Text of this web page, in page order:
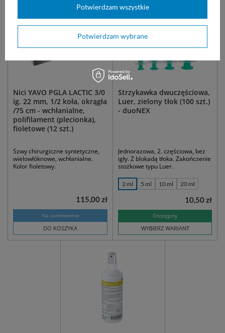
Nici YAVO PGLA LACTIC 3/0
ig. 22 mm, 1/2 koła, okrągła
/75 cm - wchłanialne,
polifilament (plecionka),
fioletowe (12 szt.)
Szwy chirurgiczne syntetyczne,
wielowłóknowe, wchłanialne.
Kolor fioletowy.
Na zamówienie
DO KOSZYKA
115,00 zł
Strzykawka dwuczęściowa,
Luer, zielony tłok (100 szt.)
- duoNEX
Jednorazowa, 2. częściowa, bez
igły. Z blokadą tłoka. Zakończenie
stożkowe typu Luer.
2 ml 5 ml 10 ml 20 ml
Dostępny
WYBIERZ WARIANT
10,50 zł
Potwierdzam wybrane
Potwierdzam wszystkie